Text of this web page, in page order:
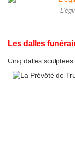
Les dalles
Cinq dalles